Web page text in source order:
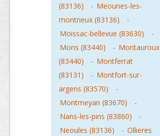
(83136)
- Meounes-les-
montrieux (83136)
-
Moissac-bellevue (83630)
-
Mons (83440)
- Montauroux
(83440)
- Montferrat
(83131)
- Montfort-sur-
argens (83570)
-
Montmeyan (83670)
-
Nans-les-pins (83860)
-
Neoules (83136)
- Ollieres